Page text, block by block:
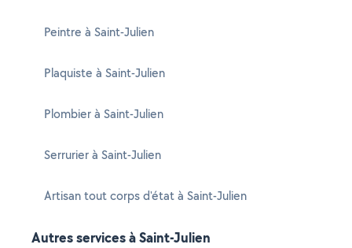
Peintre à Saint-Julien
Plaquiste à Saint-Julien
Plombier à Saint-Julien
Serrurier à Saint-Julien
Artisan tout corps d'état à Saint-Julien
Autres services à Saint-Julien